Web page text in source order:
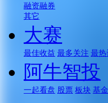
融资融券
其它
大赛
最佳收益 最多关注 最热
阿牛智投
一起看盘 股票 板块 基金